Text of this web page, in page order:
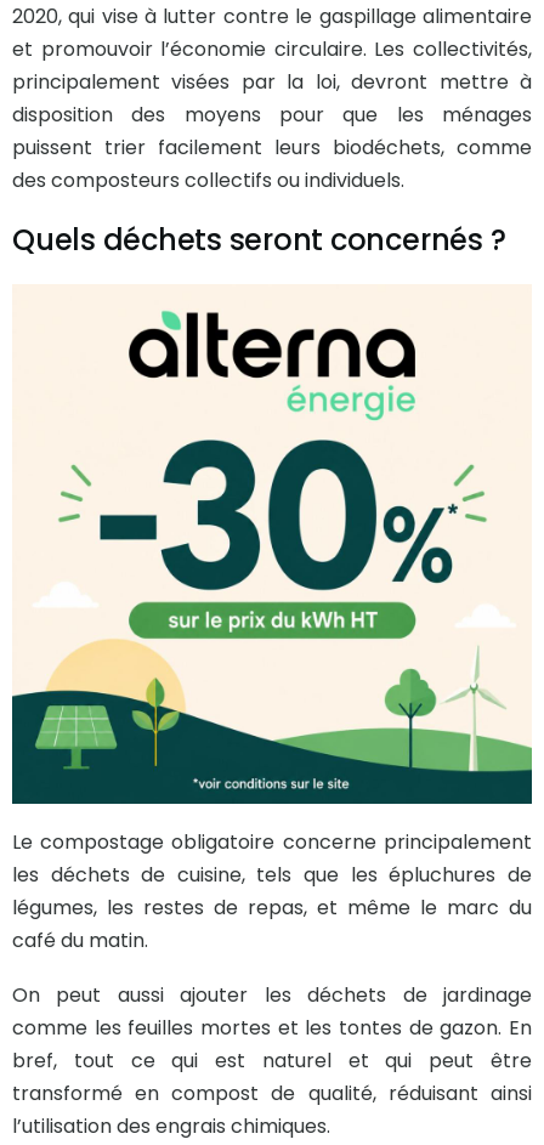
2020, qui vise à lutter contre le gaspillage alimentaire
et promouvoir l’économie circulaire. Les collectivités,
principalement visées par la loi, devront mettre à
disposition des moyens pour que les ménages
puissent trier facilement leurs biodéchets, comme
des composteurs collectifs ou individuels.
Quels déchets seront concernés ?
Le compostage obligatoire concerne principalement
les déchets de cuisine, tels que les épluchures de
légumes, les restes de repas, et même le marc du
café du matin.
On peut aussi ajouter les déchets de jardinage
comme les feuilles mortes et les tontes de gazon. En
bref, tout ce qui est naturel et qui peut être
transformé en compost de qualité, réduisant ainsi
l’utilisation des engrais chimiques.